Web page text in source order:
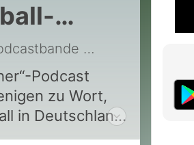
mit
|
Podcast
zu Wort,
in Deutschland
ihn prägen, ihn